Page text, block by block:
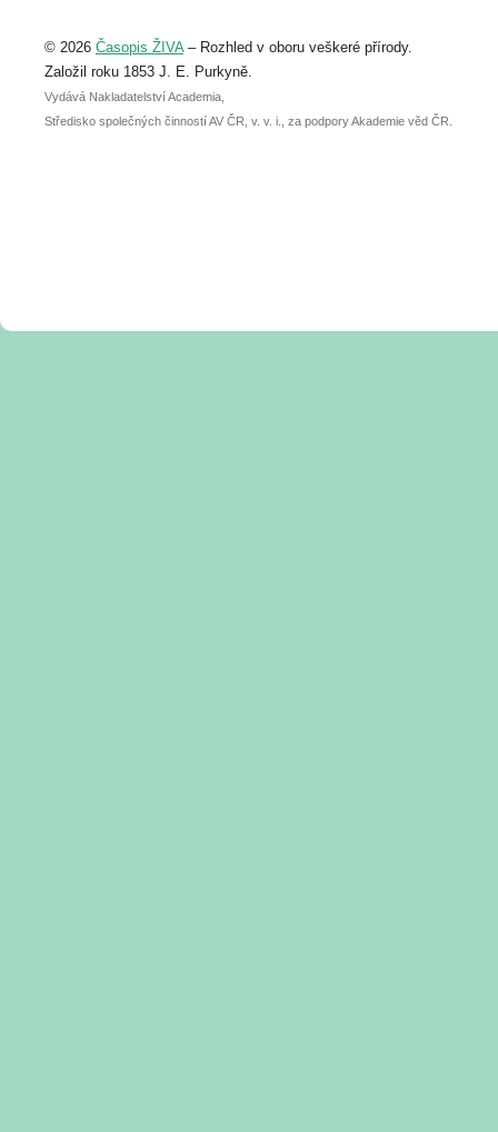
abstraktu přihlášené přednášky nebo
posteru je už 30. června.
© 2026 Časopis ŽIVA– Rozhled v oboru veškeré přírody.
Založil roku 1853 J. E. Purkyně.
Vydává Nakladatelství Academia,
Středisko společných činností AV ČR, v. v. i., za podpory Akademie věd ČR.